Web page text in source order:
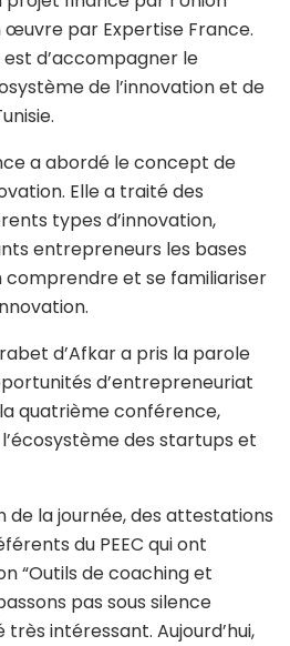
œuvre par Expertise France.
d’accompagner le
de l’innovation et de
a abordé le concept de
Elle a traité des
types d’innovation,
entrepreneurs les bases
comprendre et se familiariser
d’Afkar a pris la parole
d’entrepreneuriat
quatrième conférence,
des startups et
de la journée, des attestations
du PEEC qui ont
“Outils de coaching et
pas sous silence
très intéressant. Aujourd’hui,